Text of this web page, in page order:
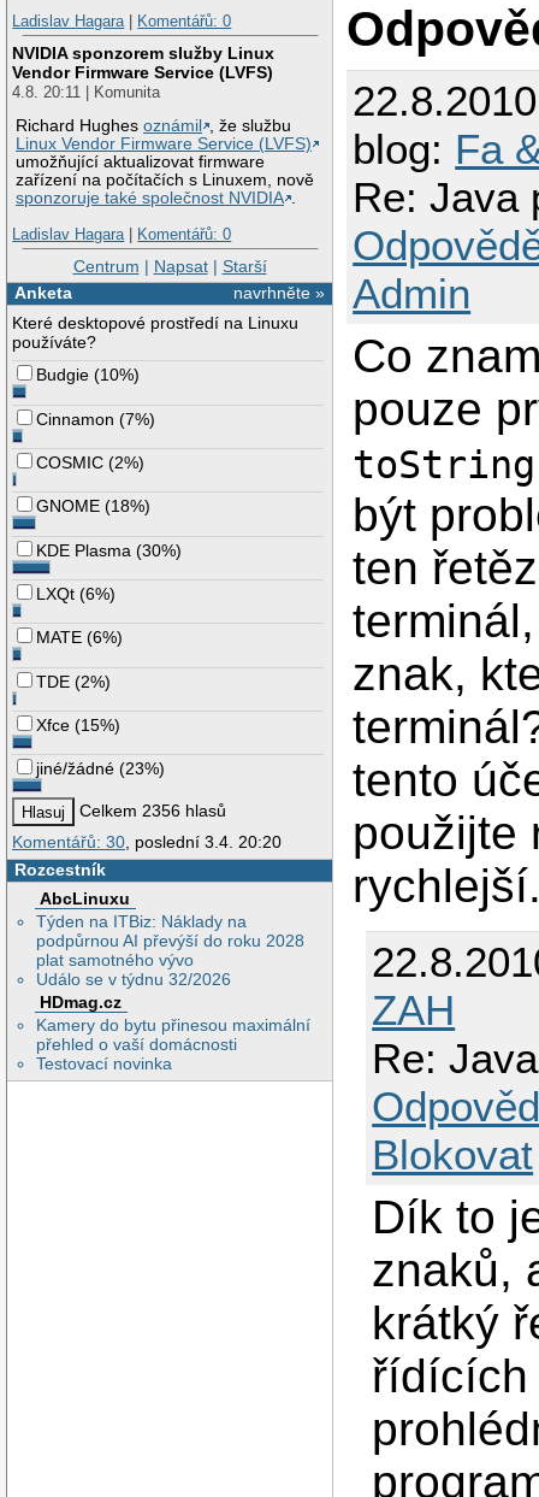
Ladislav Hagara| Komentářů: 0
NVIDIA sponzorem služby Linux
Vendor Firmware Service (LVFS)
4.8. 20:11 | Komunita
Richard Hughesoznámil
, že službu
Linux Vendor Firmware Service (LVFS)
umožňující aktualizovat firmware
zařízení na počítačích s Linuxem, nově
sponzoruje také společnost NVIDIA .
Ladislav Hagara| Komentářů: 0
Centrum | Napsat| Starší
navrhněte »
Anketa
Které desktopové prostředí na Linuxu
používáte?
Budgie (10%)
Cinnamon (7%)
COSMIC (2%)
GNOME (18%)
KDE Plasma (30%)
LXQt (6%)
MATE (6%)
TDE (2%)
Xfce (15%)
jiné/žádné (23%)
Celkem 2356 hlasů
Komentářů: 30 , poslední 3.4. 20:20
Rozcestník
AbcLinuxu
Týden na ITBiz: Náklady na
podpůrnou AI převýší do roku 2028
plat samotného vývo
Událo se v týdnu 32/2026
HDmag.cz
Kamery do bytu přinesou maximální
přehled o vaší domácnosti
Testovací novinka
blog: Fa
Re: Java
Admin
Co
pouze
být
ten
znak,
tento
použijte
ZAH
Re:
Blokovat
Dík to
znaků,
krátký
řídících